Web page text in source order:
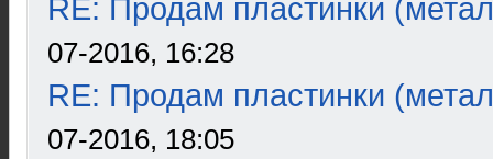
RE: Продам пластинки
07-2016, 16:28
RE: Продам пластинки
07-2016, 18:05